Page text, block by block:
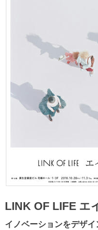
LINK OF LIFE エ
イノベーションをデザ